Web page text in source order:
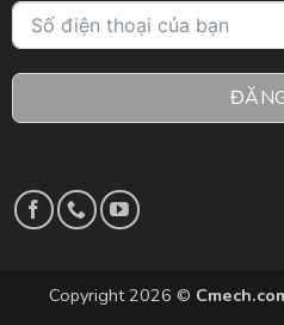
Copyright 2026 ©